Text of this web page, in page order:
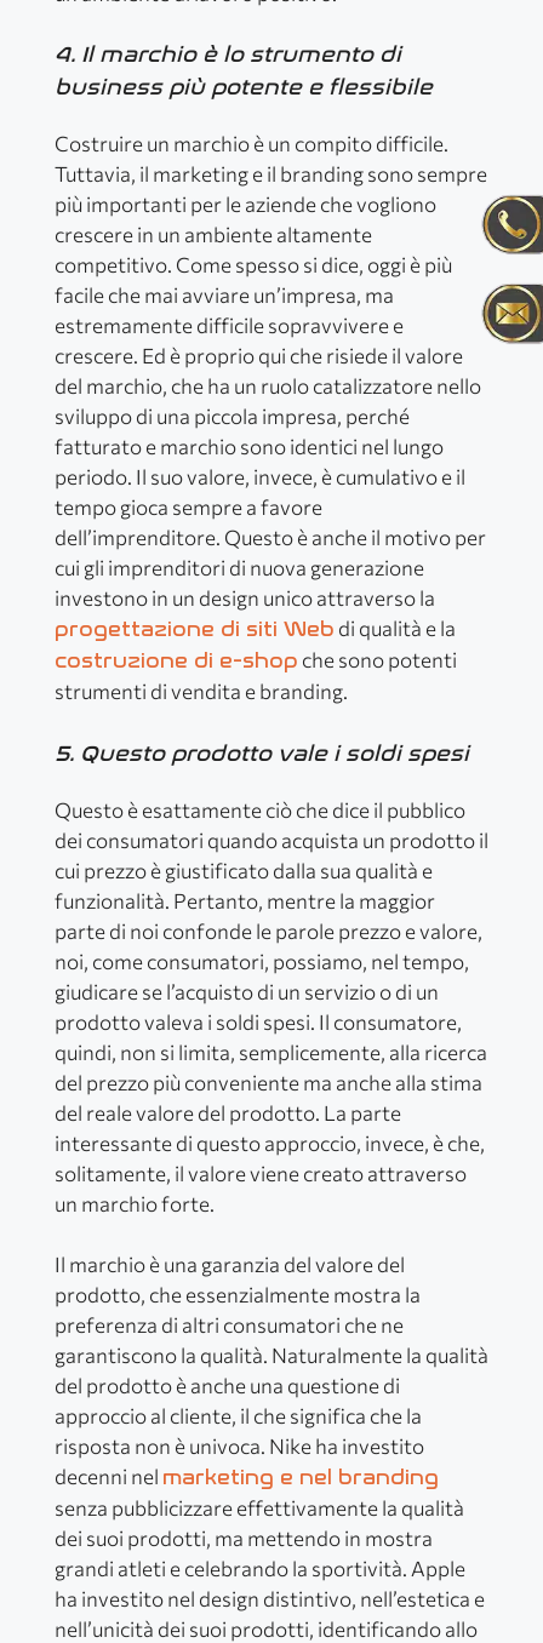
4. Il marchio è lo strumento di
business più potente e flessibile
Costruire un marchio è un compito difficile.
Tuttavia, il marketing e il branding sono sempre
più importanti per le aziende che vogliono
crescere in un ambiente altamente
competitivo. Come spesso si dice, oggi è più
facile che mai avviare un’impresa, ma
estremamente difficile sopravvivere e
crescere. Ed è proprio qui che risiede il valore
del marchio, che ha un ruolo catalizzatore nello
sviluppo di una piccola impresa, perché
fatturato e marchio sono identici nel lungo
periodo. Il suo valore, invece, è cumulativo e il
tempo gioca sempre a favore
dell’imprenditore. Questo è anche il motivo per
cui gli imprenditori di nuova generazione
investono in un design unico attraverso la
progettazione di siti Web di qualità e la
costruzione di e-shop che sono potenti
strumenti di vendita e branding.
5. Questo prodotto vale i soldi spesi
Questo è esattamente ciò che dice il pubblico
dei consumatori quando acquista un prodotto il
cui prezzo è giustificato dalla sua qualità e
funzionalità. Pertanto, mentre la maggior
parte di noi confonde le parole prezzo e valore,
noi, come consumatori, possiamo, nel tempo,
giudicare se l’acquisto di un servizio o di un
prodotto valeva i soldi spesi. Il consumatore,
quindi, non si limita, semplicemente, alla ricerca
del prezzo più conveniente ma anche alla stima
del reale valore del prodotto. La parte
interessante di questo approccio, invece, è che,
solitamente, il valore viene creato attraverso
un marchio forte.
Il marchio è una garanzia del valore del
prodotto, che essenzialmente mostra la
preferenza di altri consumatori che ne
garantiscono la qualità. Naturalmente la qualità
del prodotto è anche una questione di
approccio al cliente, il che significa che la
risposta non è univoca. Nike ha investito
decenni nel marketing e nel branding
senza pubblicizzare effettivamente la qualità
dei suoi prodotti, ma mettendo in mostra
grandi atleti e celebrando la sportività. Apple
ha investito nel design distintivo, nell’estetica e
nell’unicità dei suoi prodotti, identificando allo